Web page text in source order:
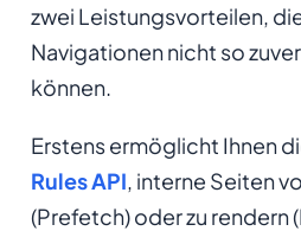
zwei Leistungsvorteilen,
Navigationen nicht so
können.
Erstens ermöglicht Ihnen
Rules API, interne Seiten
(Prefetch) oder zu rendern